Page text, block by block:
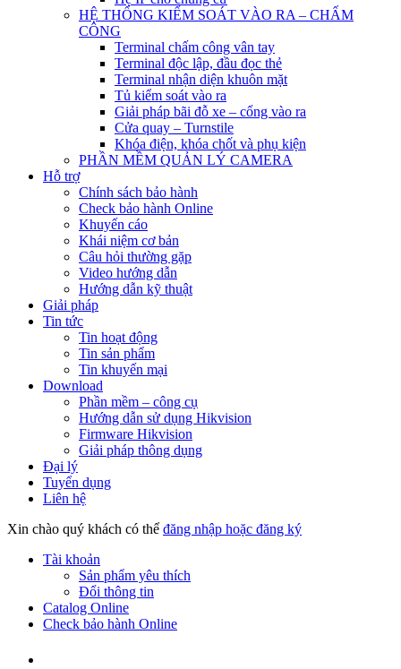
HỆ THỐNG KIỂM SOÁT VÀO RA – CHẤM
CÔNG
Terminal chấm công vân tay
Terminal độc lập, đầu đọc thẻ
Terminal nhận diện khuôn mặt
Tủ kiểm soát vào ra
Giải pháp bãi đỗ xe – cổng vào ra
Cửa quay – Turnstile
Khóa điện, khóa chốt và phụ kiện
PHẦN MỀM QUẢN LÝ CAMERA
Hỗ trợ
Chính sách bảo hành
Check bảo hành Online
Khuyến cáo
Khái niệm cơ bản
Câu hỏi thường gặp
Video hướng dẫn
Hướng dẫn kỹ thuật
Giải pháp
Tin tức
Tin hoạt động
Tin sản phẩm
Tin khuyến mại
Download
Phần mềm – công cụ
Hướng dẫn sử dụng Hikvision
Firmware Hikvision
Giải pháp thông dụng
Đại lý
Tuyển dụng
Liên hệ
Xin chào quý khách có thể đăng nhập hoặc đăng ký
Tài khoản
Sản phẩm yêu thích
Đổi thông tin
Catalog Online
Check bảo hành Online